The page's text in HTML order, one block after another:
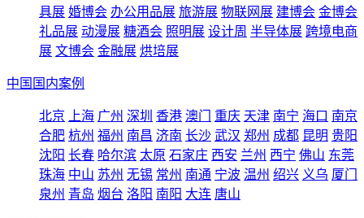
具展 婚博会 办公用品展 旅游展 物联网展 建博会 金博会
礼品展 动漫展 糖酒会 照明展 设计周 半导体展 跨境电商
展 文博会 金融展 烘培展
中国国内案例
北京 上海 广州 深圳 香港 澳门 重庆 天津 南宁 海口 南京
合肥 杭州 福州 南昌 济南 长沙 武汉 郑州 成都 昆明 贵阳
沈阳 长春 哈尔滨 太原 石家庄 西安 兰州 西宁 佛山 东莞
珠海 中山 苏州 无锡 常州 南通 宁波 温州 绍兴 义乌 厦门
泉州 青岛 烟台 洛阳 南阳 大连 唐山